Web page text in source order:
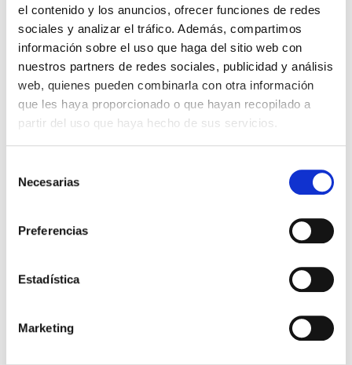
el contenido y los anuncios, ofrecer funciones de redes
sociales y analizar el tráfico. Además, compartimos
información sobre el uso que haga del sitio web con
nuestros partners de redes sociales, publicidad y análisis
web, quienes pueden combinarla con otra información
que les haya proporcionado o que hayan recopilado a
partir del uso que haya hecho de sus servicios.
Necesarias
Preferencias
Estadística
Marketing
9,04 € Impuestos incluidos
-
Negro Rojo
Compatible para los siguientes modelos: 46145
Con cada almohadilla podrás hacer hasta 3000 impresiones
aproximadamente.